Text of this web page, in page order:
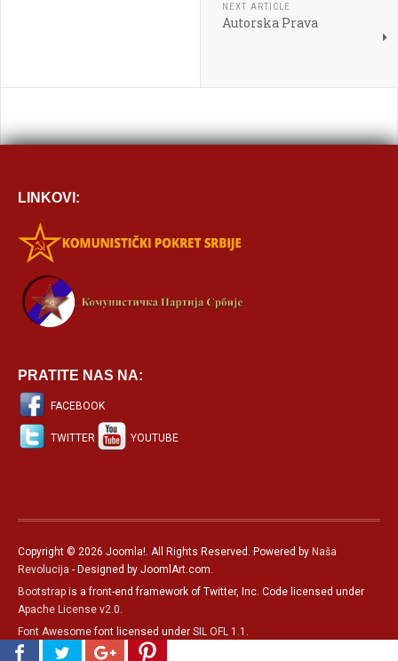
Српски језик
NEXT ARTICLE
Autorska Prava
LINKOVI:
PRATITE NAS NA:
FACEBOOK
TWITTER YOUTUBE
Copyright © 2026 Joomla!. All Rights Reserved. Powered by Naša
Revolucija - Designed by JoomlArt.com.
Bootstrap is a front-end framework of Twitter, Inc. Code licensed under
Apache License v2.0
Font Awesomefont licensed under SIL OFL 1.1